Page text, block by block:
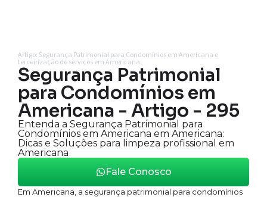
Artigo: Segurança Patrimonial para Condomínios em Americana e
terceirização de serviços em Americana
Segurança Patrimonial
para Condomínios em
Americana - Artigo - 295
Entenda a Segurança Patrimonial para
Condomínios em Americana em Americana:
Dicas e Soluções para limpeza profissional em
Americana
Fale Conosco
Em Americana, a segurança patrimonial para condomínios